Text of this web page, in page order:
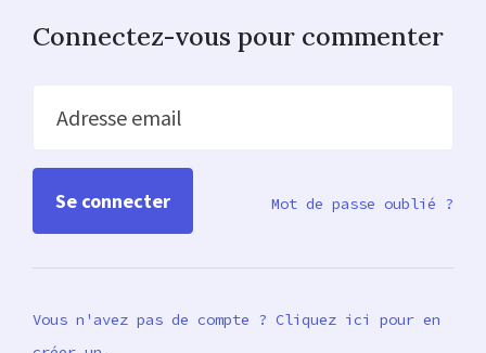
Connectez-vous pour commenter
Adresse email
Mot de passe oublié ?
Vous n'avez pas de compte ? Cliquez ici pour en